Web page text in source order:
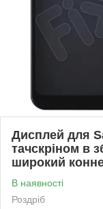
Дисплей для
тачскріном в
широкий
В наявності
Роздріб